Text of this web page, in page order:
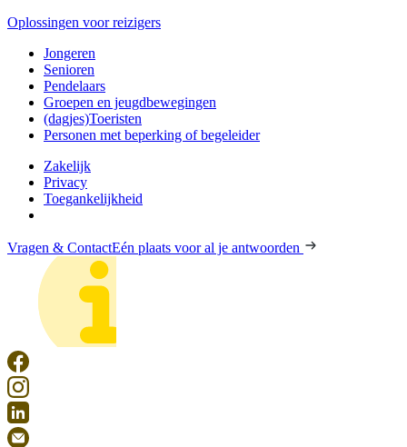
Oplossingen voor reizigers
Jongeren
Senioren
Pendelaars
Groepen en jeugdbewegingen
(dagjes)Toeristen
Personen met beperking of begeleider
Zakelijk
Privacy
Toegankelijkheid
Vragen & ContactEén plaats voor al je antwoorden